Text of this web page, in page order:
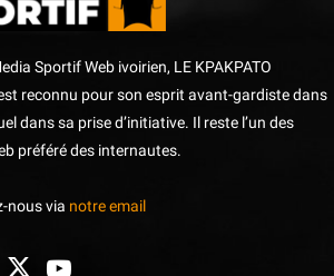
Sportif Web ivoirien, LE KPAKPATO
reconnu pour son esprit avant-gardiste dans
dans sa prise d’initiative. Il reste l’un des
préféré des internautes.
nous via notre email